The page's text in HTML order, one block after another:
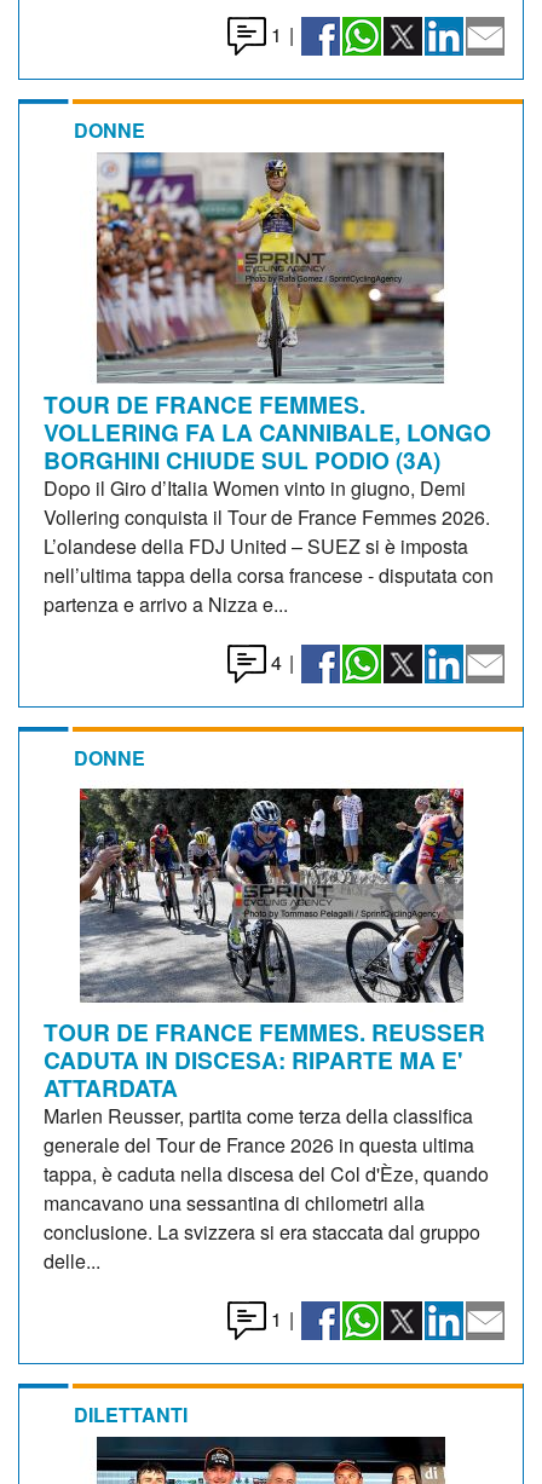
1 |
DONNE
TOUR DE FRANCE FEMMES.
VOLLERING FA LA CANNIBALE, LONGO
BORGHINI CHIUDE SUL PODIO (3A)
Dopo il Giro d’Italia Women vinto in giugno, Demi
Vollering conquista il Tour de France Femmes 2026.
L’olandese della FDJ United – SUEZ si è imposta
nell’ultima tappa della corsa francese - disputata con
partenza e arrivo a Nizza e...
4 |
DONNE
TOUR DE FRANCE FEMMES. REUSSER
CADUTA IN DISCESA: RIPARTE MA E'
ATTARDATA
Marlen Reusser, partita come terza della classifica
generale del Tour de France 2026 in questa ultima
tappa, è caduta nella discesa del Col d'Èze, quando
mancavano una sessantina di chilometri alla
conclusione. La svizzera si era staccata dal gruppo
delle...
1 |
DILETTANTI